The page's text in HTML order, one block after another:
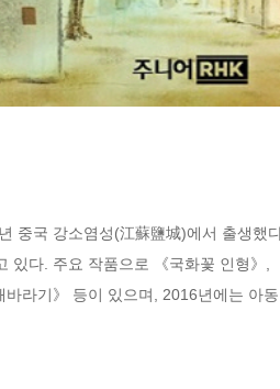
중국 강소염성(江蘇鹽城)에서 출생
있다. 주요 작품으로 《국화꽃 인형》
바라기》 등이 있으며, 2016년에는 아